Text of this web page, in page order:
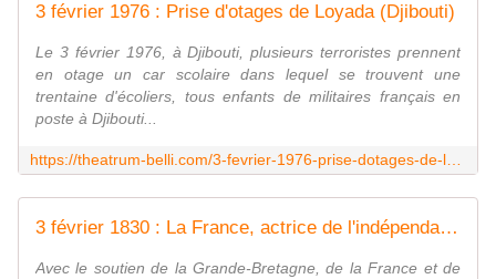
3 février 1976 : Prise d'otages de Loyada (Djibouti)
Le 3 février 1976, à Djibouti, plusieurs terroristes prennent
en otage un car scolaire dans lequel se trouvent une
trentaine d'écoliers, tous enfants de militaires français en
poste à Djibouti...
3 février 1830 : La France, actrice de l'indépendance grecque - Boulevard Voltaire
Avec le soutien de la Grande-Bretagne, de la France et de